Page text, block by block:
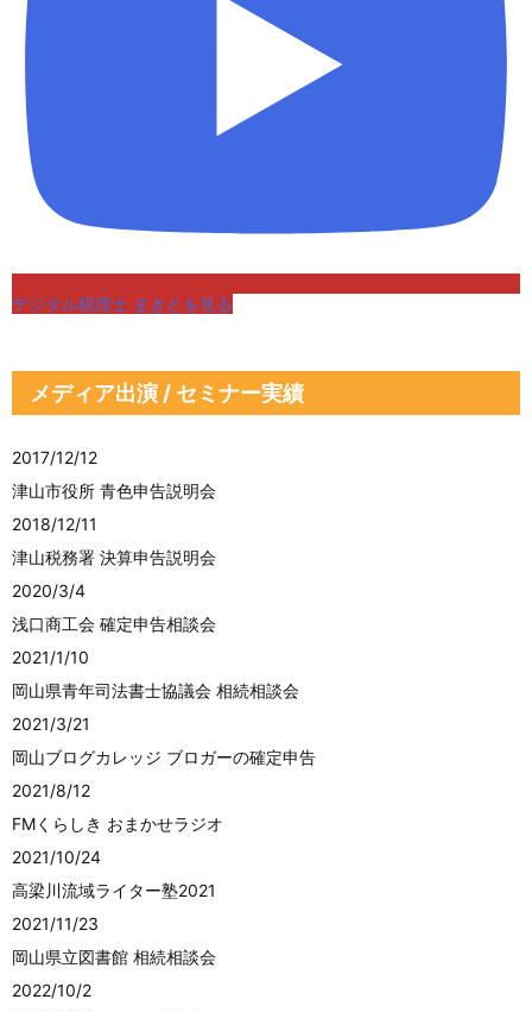
デジタル税理士 まきとを見る
メディア出演 / セミナー実績
2017/12/12
津山市役所 青色申告説明会
2018/12/11
津山税務署 決算申告説明会
2020/3/4
浅口商工会 確定申告相談会
2021/1/10
岡山県青年司法書士協議会 相続相談会
2021/3/21
岡山ブログカレッジ ブロガーの確定申告
2021/8/12
FMくらしき おまかせラジオ
2021/10/24
高梁川流域ライター塾2021
2021/11/23
岡山県立図書館 相続相談会
2022/10/2